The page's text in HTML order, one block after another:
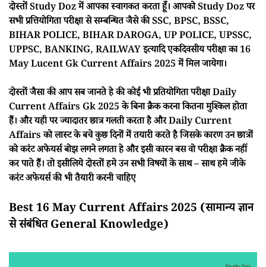
दोस्तों Study Doz में आपका स्वागकत करता हूँ। आपको Study Doz पर
सभी प्रत्तियोगिता परीक्षा से सम्बन्धित जैसे की SSC, BPSC, BSSC,
BIHAR POLICE, BIHAR DAROGA, UP POLICE, UPSSC,
UPPSC, BANKING, RAILWAY इत्यादि एकदिवसीय परीक्षा का 16
May Lucent Gk Current Affairs 2025 में मिल जायेगा।
दोस्तों जैसा की आप सब जानते हे की कोई भी प्रतियोगिता परीक्षा Daily
Current Affairs Gk 2025 के बिना क्रैक करना कितना मुश्किल होता
हैं। और यही पर ज्यादातर छात्र गलती करता है और Daily Current
Affairs को लास्ट के बचे कुछ दिनों में तयारी करते है जिसके कारण उन छात्रों
को करंट अफेयर्स बोझ लगने लगता हे और इसी कारन बस वो परीक्षा क्रैक नहीं
कर पाते हैं। तो इसीलिये दोस्तों हमे उन सभी विषयों के साथ – साथ हमे जीके
करंट अफेयर्स की भी तैयारी करनी चाहिए
Best 16 May Current Affairs 2025 (सामान्य ज्ञान
से संबंधित General Knowledge)